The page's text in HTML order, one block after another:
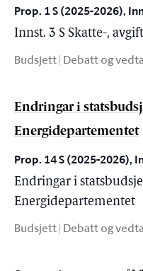
Prop. 1 S (2025-2026),
Innst. 3 S Skatte-,
Budsjett | Debatt og
Endringar i
Energidepartementet
Prop. 14 S (2025-2026),
Endringar i
Energidepartementet
Budsjett | Debatt og